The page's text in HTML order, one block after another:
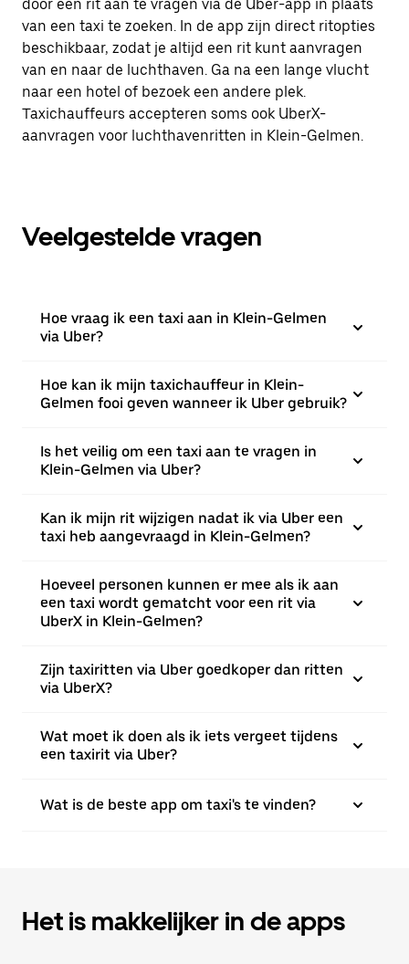
door een rit aan te vragen via de Uber-app in plaats
van een taxi te zoeken. In de app zijn direct ritopties
beschikbaar, zodat je altijd een rit kunt aanvragen
van en naar de luchthaven. Ga na een lange vlucht
naar een hotel of bezoek een andere plek.
Taxichauffeurs accepteren soms ook UberX-
aanvragen voor luchthavenritten in Klein-Gelmen.
Veelgestelde vragen
Hoe vraag ik een taxi aan in Klein-Gelmen
via Uber?
Hoe kan ik mijn taxichauffeur in Klein-
Gelmen fooi geven wanneer ik Uber gebruik?
Is het veilig om een taxi aan te vragen in
Klein-Gelmen via Uber?
Kan ik mijn rit wijzigen nadat ik via Uber een
taxi heb aangevraagd in Klein-Gelmen?
Hoeveel personen kunnen er mee als ik aan
een taxi wordt gematcht voor een rit via
UberX in Klein-Gelmen?
Zijn taxiritten via Uber goedkoper dan ritten
via UberX?
Wat moet ik doen als ik iets vergeet tijdens
een taxirit via Uber?
Wat is de beste app om taxi's te vinden?
Het is makkelijker in de apps